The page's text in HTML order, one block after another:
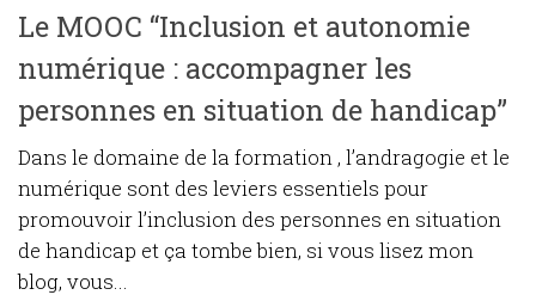
Le MOOC “Inclusion et autonomie
numérique : accompagner les
personnes en situation de handicap”
Dans le domaine de la formation , l’andragogie et le
numérique sont des leviers essentiels pour
promouvoir l’inclusion des personnes en situation
de handicap et ça tombe bien, si vous lisez mon
blog, vous...